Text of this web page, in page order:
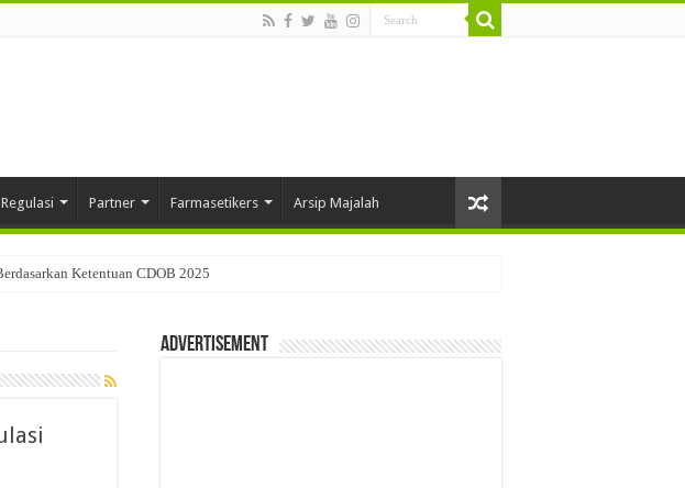
Regulasi Partner Farmasetikers Arsip Majalah
Ketentuan CDOB 2025
Advertisement